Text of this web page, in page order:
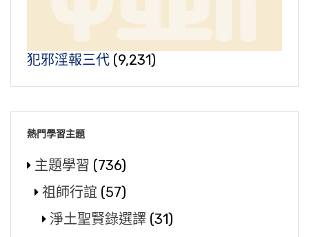
犯邪淫報三代 (9,231)
熱門學習主題
主題學習 (736)
祖師行誼 (57)
淨土聖賢錄選譯 (31)